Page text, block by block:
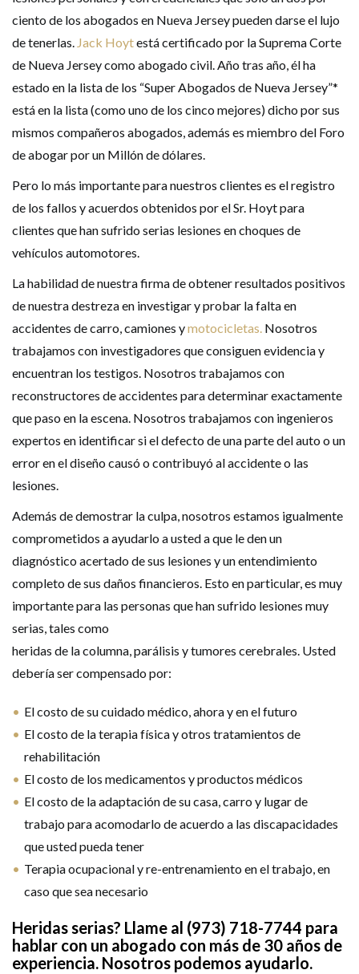
ciento de los abogados en Nueva Jersey pueden darse el lujo
de tenerlas. Jack Hoytestá certificado por la Suprema Corte
de Nueva Jersey como abogado civil. Año tras año, él ha
estado en la lista de los “Super Abogados de Nueva Jersey”*
está en la lista (como uno de los cinco mejores) dicho por sus
mismos compañeros abogados, además es miembro del Foro
de abogar por un Millón de dólares.
Pero lo más importante para nuestros clientes es el registro
de los fallos y acuerdos obtenidos por el Sr. Hoyt para
clientes que han sufrido serias lesiones en choques de
vehículos automotores.
La habilidad de nuestra firma de obtener resultados positivos
de nuestra destreza en investigar y probar la falta en
accidentes de carro, camiones ymotocicletas. Nosotros
trabajamos con investigadores que consiguen evidencia y
encuentran los testigos. Nosotros trabajamos con
reconstructores de accidentes para determinar exactamente
que paso en la escena. Nosotros trabajamos con ingenieros
expertos en identificar si el defecto de una parte del auto o un
error en el diseño causó o contribuyó al accidente o las
lesiones.
Además de demostrar la culpa, nosotros estamos igualmente
comprometidos a ayudarlo a usted a que le den un
diagnóstico acertado de sus lesiones y un entendimiento
completo de sus daños financieros. Esto en particular, es muy
importante para las personas que han sufrido lesiones muy
serias, tales como
heridas de la columna, parálisis y tumores cerebrales. Usted
debería ser compensado por:
El costo de su cuidado médico, ahora y en el futuro
El costo de la terapia física y otros tratamientos de
rehabilitación
El costo de los medicamentos y productos médicos
El costo de la adaptación de su casa, carro y lugar de
trabajo para acomodarlo de acuerdo a las discapacidades
que usted pueda tener
Terapia ocupacional y re-entrenamiento en el trabajo, en
caso que sea necesario
Heridas serias? Llame al (973) 718-7744 para
hablar con un abogado con más de 30 años de
experiencia. Nosotros podemos ayudarlo.